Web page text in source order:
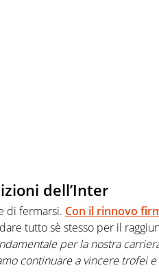
dell’Inter
di fermarsi. Con il rinnovo
tutto sè stesso per il
per la nostra
continuare a vincere trofei e